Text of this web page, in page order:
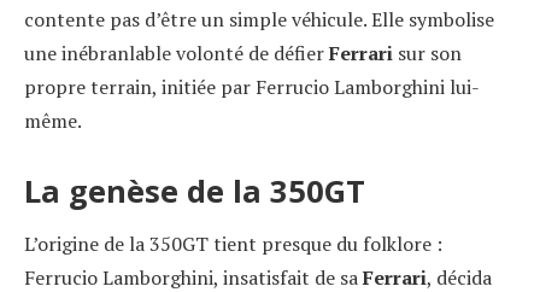
contente pas d’être un simple véhicule. Elle symbolise
une inébranlable volonté de défierFerrari sur son
propre terrain, initiée par Ferrucio Lamborghini lui-
même.
La genèse de la 350GT
L’origine de la 350GT tient presque du folklore :
Ferrucio Lamborghini, insatisfait de saFerrari, décida